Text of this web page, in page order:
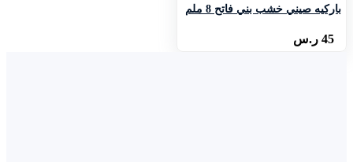
باركيه صيني خشب بني فاتح 8 ملم
45 ر.س